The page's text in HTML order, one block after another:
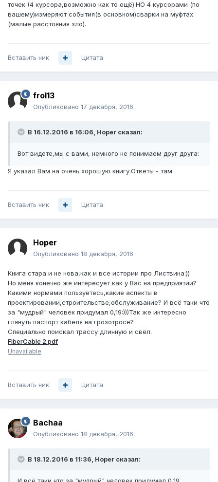
точек (4 курсора,возможно как то ещё).НО 4 курсорами (по
вашему)измеряют события(в основном)сварки на муфтах.
(малые расстояния зло).
Вставить ник Цитата
frol13
Опубликовано 17 декабря, 2016
В 16.12.2016 в 16:06, Hoper сказал:
Вот видете,мы с вами, немного не понимаем друг друга:
Я указал Вам на очень хорошую книгу.Ответы - там.
Вставить ник Цитата
Hoper
Опубликовано 18 декабря, 2016
Книга стара и не нова,как и все истории про Листвина:))
Но меня конечно же интересует как у Вас на предприятии?
Какими нормами пользуетесь,какие аспекты в
проектировании,строительстве,обслуживание? И всё таки что
за "мудрый" человек придумал 0,19:)))Так же интересно
глянуть паспорт кабеля на грозотросе?
Специально поискал трассу длинную и свёл.
FiberCable 2.pdf
Unavailable
Вставить ник Цитата
Bachaa
Опубликовано 18 декабря, 2016
В 18.12.2016 в 11:36, Hoper сказал: